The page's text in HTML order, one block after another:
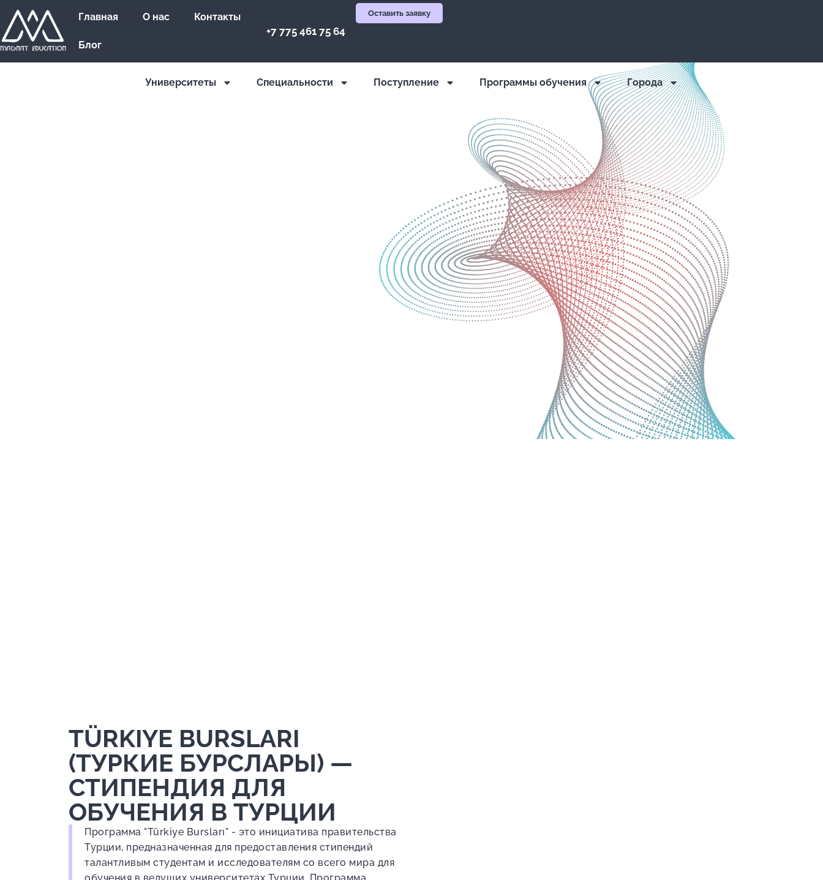
Главная О нас Контакты
Блог
+7 775 461 75 64
Оставить заявку
Университеты Cпециальности Поступление Программы обучения Города
TÜRKIYE BURSLARI
(ТУРКИЕ БУРСЛАРЫ) —
CТИПЕНДИЯ ДЛЯ
ОБУЧЕНИЯ В ТУРЦИИ
Программа "Türkiye Bursları" - это инициатива правительства
Турции, предназначенная для предоставления стипендий
талантливым студентам и исследователям со всего мира для
обучения в ведущих университетах Турции. Программа